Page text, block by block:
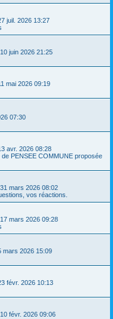
juil. 2026 13:27
juin 2026 21:25
mai 2026 09:19
07:30
avr. 2026 08:28
PENSEE COMMUNE proposée
mars 2026 08:02
vos réactions.
mars 2026 09:28
mars 2026 15:09
févr. 2026 10:13
févr. 2026 09:06